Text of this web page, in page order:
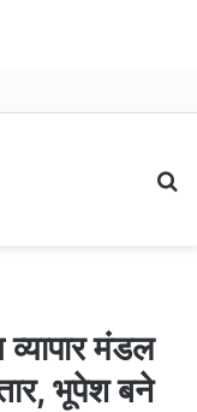
व्यापार मंडल
भूपेश बने